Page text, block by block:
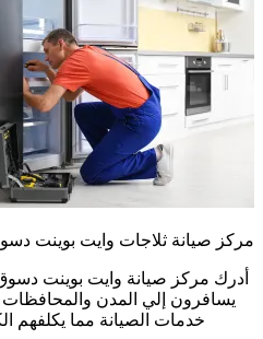
مركز صيانة ثلاجات وايت بوينت
أدرك مركز صيانة وايت بوينت
يسافرون إلي المدن
خدمات الصيانة مما يكلفهم